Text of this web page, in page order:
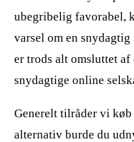
ubegribelig favorabel,
varsel om en
er trods alt omsluttet
snydagtige online
Generelt tilråder vi
alternativ burde du